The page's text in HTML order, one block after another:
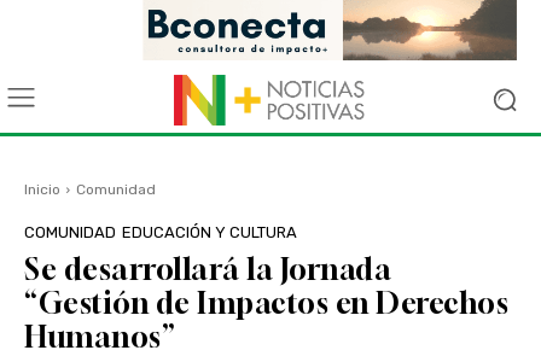
Inicio Comunidad
COMUNIDAD EDUCACIÓN Y CULTURA
Se desarrollará la Jornada
“Gestión de Impactos en Derechos
Humanos”